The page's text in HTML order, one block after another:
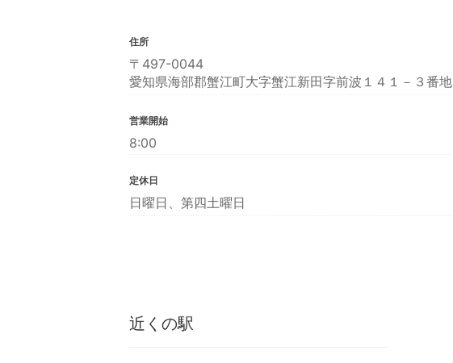
住所
〒497-0044
愛知県海部郡蟹江町大字蟹江新田字前波１４１－３番地
営業開始
8:00
定休日
日曜日、第四土曜日
近くの駅